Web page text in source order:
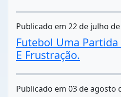
Publicado em 22 de julho
Futebol Uma Partida
E Frustração.
Publicado em 03 de agosto